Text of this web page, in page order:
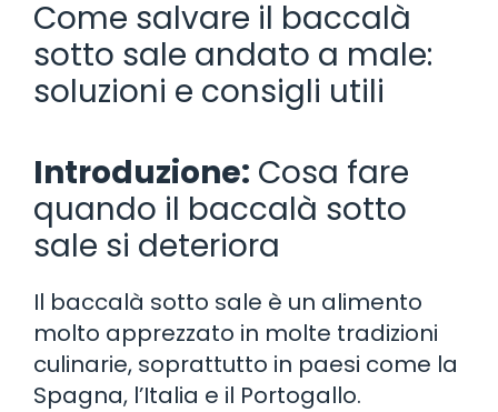
Come salvare il baccalà
sotto sale andato a male:
soluzioni e consigli utili
Introduzione: Cosa fare
quando il baccalà sotto
sale si deteriora
Il baccalà sotto sale è un alimento
molto apprezzato in molte tradizioni
culinarie, soprattutto in paesi come la
Spagna, l’Italia e il Portogallo.